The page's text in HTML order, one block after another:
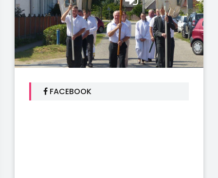
FACEBOOK